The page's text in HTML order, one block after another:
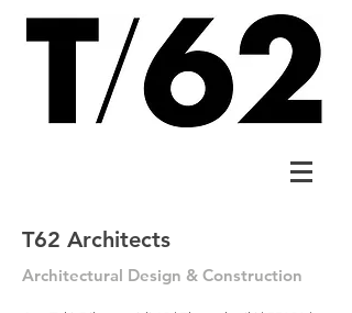
T62 Architects
Architectural Design & Construction